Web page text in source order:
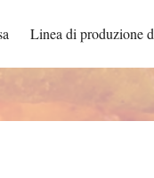
Linea di produzione